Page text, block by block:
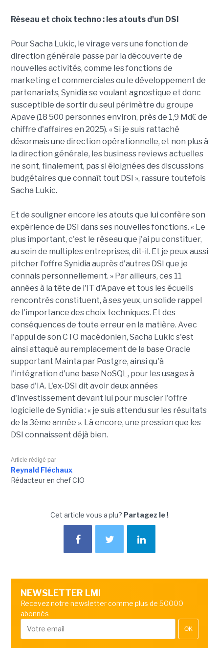
Réseau et choix techno : les atouts d'un DSI
Pour Sacha Lukic, le virage vers une fonction de
direction générale passe par la découverte de
nouvelles activités, comme les fonctions de
marketing et commerciales ou le développement de
partenariats, Synidia se voulant agnostique et donc
susceptible de sortir du seul périmètre du groupe
Apave (18 500 personnes environ, près de 1,9 Md€ de
chiffre d'affaires en 2025). « Si je suis rattaché
désormais une direction opérationnelle, et non plus à
la direction générale, les business reviews actuelles
ne sont, finalement, pas si éloignées des discussions
budgétaires que connaît tout DSI », rassure toutefois
Sacha Lukic.
Et de souligner encore les atouts que lui confère son
expérience de DSI dans ses nouvelles fonctions. « Le
plus important, c'est le réseau que j'ai pu constituer,
au sein de multiples entreprises, dit-il. Et je peux aussi
pitcher l'offre Synidia auprès d'autres DSI que je
connais personnellement. » Par ailleurs, ces 11
années à la tête de l'IT d'Apave et tous les écueils
rencontrés constituent, à ses yeux, un solide rappel
de l'importance des choix techniques. Et des
conséquences de toute erreur en la matière. Avec
l'appui de son CTO macédonien, Sacha Lukic s'est
ainsi attaqué au remplacement de la base Oracle
supportant Mainta par Postgre, ainsi qu'à
l'intégration d'une base NoSQL, pour les usages à
base d'IA. L'ex-DSI dit avoir deux années
d'investissement devant lui pour muscler l'offre
logicielle de Synidia : « je suis attendu sur les résultats
de la 3ème année ». Là encore, une pression que les
DSI connaissent déjà bien.
Article rédigé par
Reynald Fléchaux
Rédacteur en chef CIO
Cet article vous a plu? Partagez le !
NEWSLETTER LMI
Recevez notre newsletter comme plus de 50000
abonnés
OK